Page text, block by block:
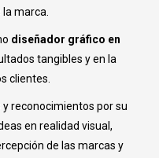
la marca.
diseñador gráfico en
tangibles y en la
clientes.
y reconocimientos por su
en realidad visual,
de las marcas y